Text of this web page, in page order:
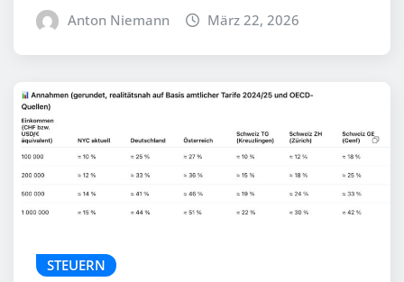
Anton Niemann März 22, 2026
STEUERN